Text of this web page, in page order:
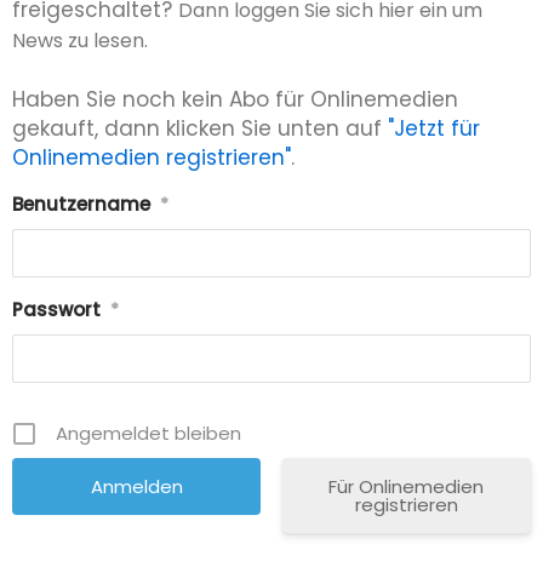
freigeschaltet? Dann loggen Sie sich hier ein um
News zu lesen.
Haben Sie noch kein Abo für Onlinemedien
gekauft, dann klicken Sie unten auf "Jetzt für
Onlinemedien registrieren".
Benutzername *
Passwort *
Angemeldet bleiben
Für Onlinemedien
registrieren